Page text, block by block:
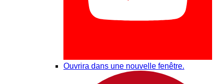
Ouvrira dans une nouvelle fenêtre.